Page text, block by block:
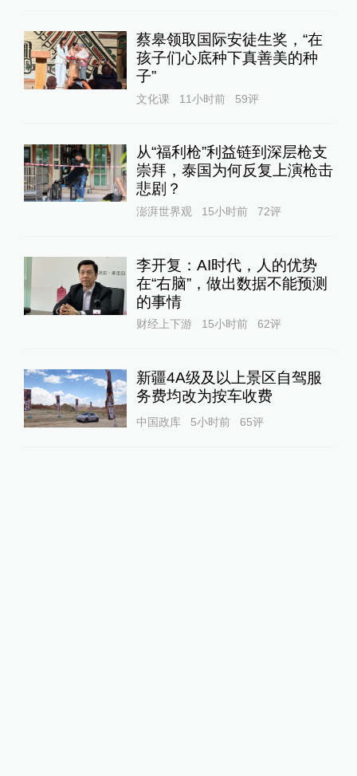
蔡皋领取国际安徒生奖，“在
孩子们心底种下真善美的种
子”
文化课 11小时前 59评
从“福利枪”利益链到深层枪支
崇拜，泰国为何反复上演枪击
悲剧？
澎湃世界观 15小时前 72评
李开复：AI时代，人的优势
在“右脑”，做出数据不能预测
的事情
财经上下游 15小时前 62评
新疆4A级及以上景区自驾服
务费均改为按车收费
中国政库 5小时前 65评